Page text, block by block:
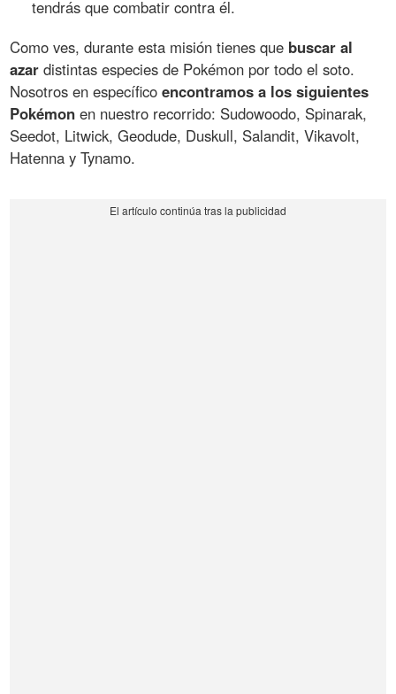
tendrás que combatir contra él.
Como ves, durante esta misión tienes que buscar al
azar distintas especies de Pokémon por todo el soto.
Nosotros en específicoencontramos a los siguientes
Pokémon en nuestro recorrido: Sudowoodo, Spinarak,
Seedot, Litwick, Geodude, Duskull, Salandit, Vikavolt,
Hatenna y Tynamo.